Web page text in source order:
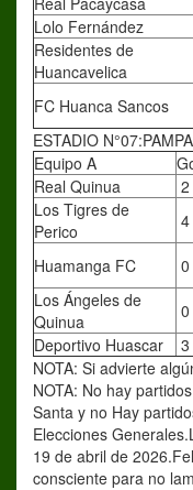
Lolo Fernández
Residentes de
Huancavelica
FC Huanca Sancos
ESTADIO
Equipo A
Real Quinua
2
Los Tigres de
Perico
4
Huamanga FC 0
Los Ángeles de
Quinua
0
Deportivo Huascar
3
NOTA: Si advierte
NOTA: No hay
Santa y no Hay
Elecciones
19 de abril de
consciente para no